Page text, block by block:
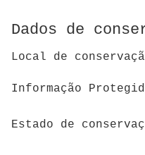
Dados de
Local de
Informação
Estado de